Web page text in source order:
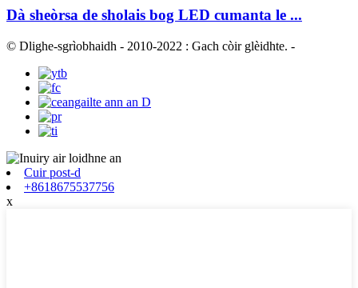
Dà sheòrsa de sholais bog LED cumanta le ...
© Dlighe-sgrìobhaidh - 2010-2022 : Gach còir glèidhte. -
Cuir post-d
+8618675537756
x